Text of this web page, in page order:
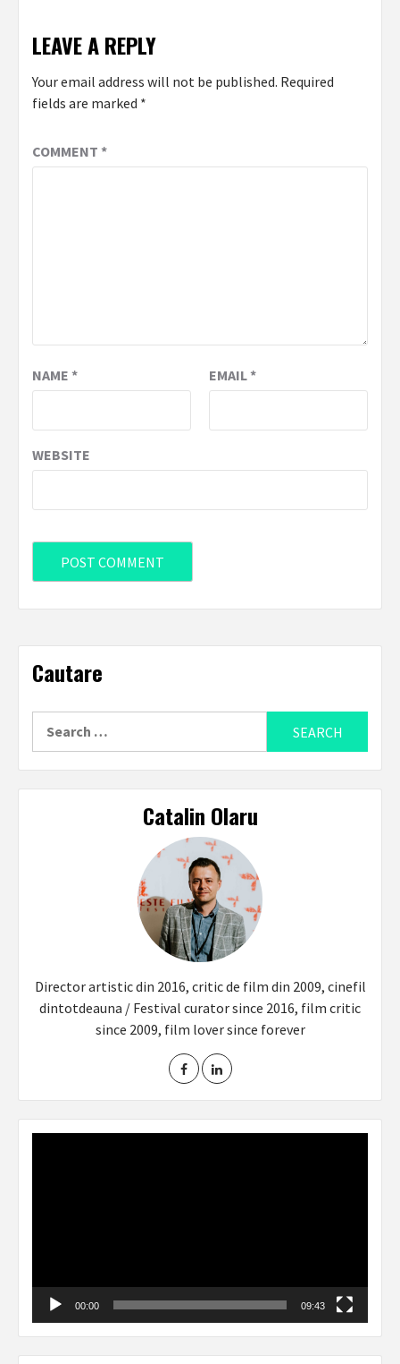
LEAVE A REPLY
Your email address will not be published. Required
fields are marked *
COMMENT *
NAME * EMAIL*
WEBSITE
Cautare
Catalin Olaru
Director artistic din 2016, critic de film din 2009, cinefil
dintotdeauna / Festival curator since 2016, film critic
since 2009, film lover since forever
00:00 09:43